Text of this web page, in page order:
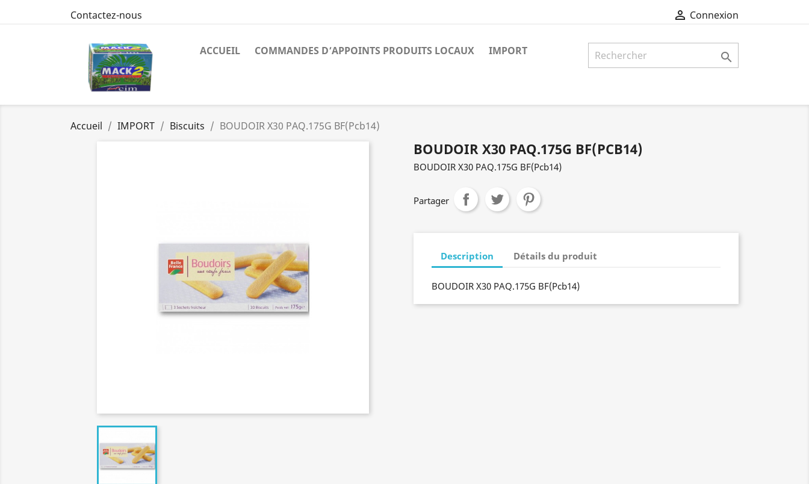
Contactez-nous  Connexion
ACCUEIL COMMANDES D’APPOINTS PRODUITS LOCAUX IMPORT 
Accueil IMPORT Biscuits BOUDOIR X30 PAQ.175G BF(Pcb14)
BOUDOIR X30 PAQ.175G BF(PCB14)
BOUDOIR X30 PAQ.175G BF(Pcb14)
Partager
Description Détails du produit
BOUDOIR X30 PAQ.175G BF(Pcb14)